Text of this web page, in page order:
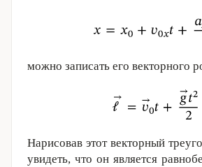
можно записать его векторного
Нарисовав этот векторный
увидеть, что он является